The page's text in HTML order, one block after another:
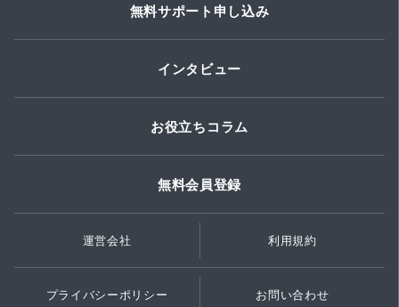
無料サポート申し込み
インタビュー
お役立ちコラム
無料会員登録
運営会社 利用規約
プライバシーポリシー お問い合わせ